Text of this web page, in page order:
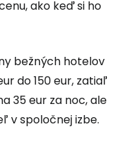
ako keď si ho
bežných hotelov
do 150 eur, zatiaľ
35 eur za noc, ale
v spoločnej izbe.